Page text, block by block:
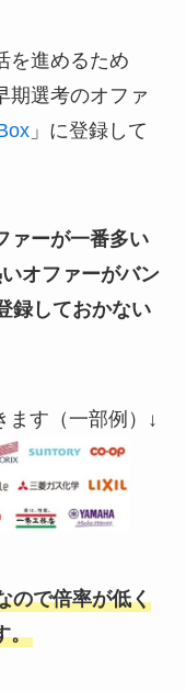
を進めるため
期選考のオファ
」に登録して
ァーが一番多い
オファーがバン
録しておかない
ます（一部例）↓
ので倍率が低く
。